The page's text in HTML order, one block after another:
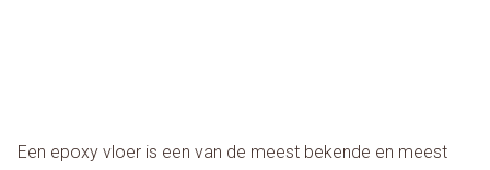
Een epoxy vloer is een van de meest bekende en meest